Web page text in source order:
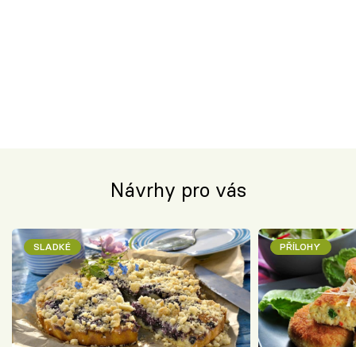
Návrhy pro vás
SLADKÉ PŘÍLOHY